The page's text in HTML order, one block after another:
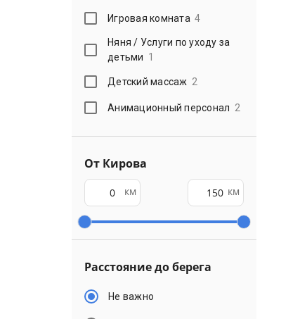
Игровая комната 4
Няня / Услуги по уходу за
детьми 1
Детский массаж 2
Анимационный персонал 2
От Кирова
км км
Расстояние до берега
Не важно